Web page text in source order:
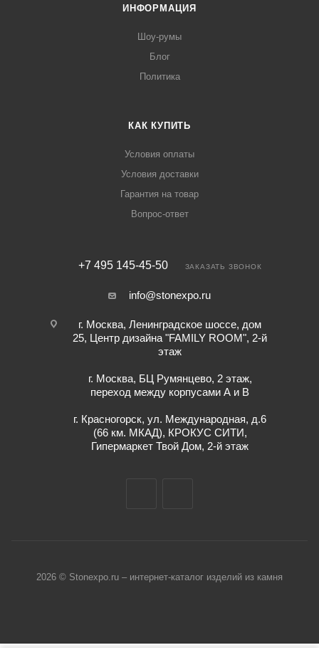
ИНФОРМАЦИЯ
Шоу-румы
Блог
Политика
КАК КУПИТЬ
Условия оплаты
Условия доставки
Гарантия на товар
Вопрос-ответ
+7 495 145-45-50 ЗАКАЗАТЬ ЗВОНОК
info@stonexpo.ru
г. Москва, Ленинградское шоссе, дом
25, Центр дизайна "FAMILY ROOM", 2-й
этаж
г. Москва, БЦ Румянцево, 2 этаж,
переход между корпусами А и В
г. Красногорск, ул. Международная, д.6
(66 км. МКАД), КРОКУС СИТИ,
Гипермаркет Твой Дом, 2-й этаж
2026 © Stonexpo.ru – интернет-каталог изделий из камня